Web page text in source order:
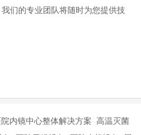
们的专业团队将随时为您提供技
内镜中心整体解决方案 高温灭菌